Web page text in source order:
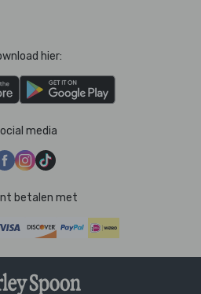
hier:
media
betalen met